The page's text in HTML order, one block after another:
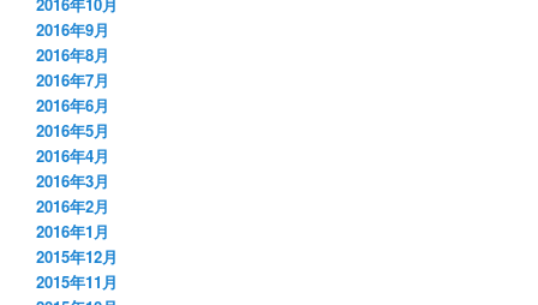
2016年10月
2016年9月
2016年8月
2016年7月
2016年6月
2016年5月
2016年4月
2016年3月
2016年2月
2016年1月
2015年12月
2015年11月